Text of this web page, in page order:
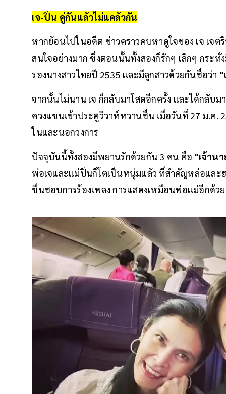
เจ-ปิ่น คู่กันแล้วไม่แคล้วกัน
หากย้อนไปในอดีต ข่าวคราวคบหาดูใจของ เจ เ
สนใจอย่างมาก ซึ่งตอนนั้นทั้งสองก็รักๆ เลิกๆ กระ
รองนางสาวไทยปี 2535 และมีลูกสาวด้วยกันชื่อว่า "
จากนั้นไม่นาน เจ ก็กลับมาโสดอีกครั้ง และได้กลับ
ควงแขนเข้าประตูวิวาห์หวานชื่น เมื่อวันที่ 27 ม.ค.
ในและนอกวงการ
ปัจจุบันนี้ทั้งสองมีพยานรักด้วยกัน 3 คน คือ "เจ้าน
พ่อเจและแม่ปิ่นก็โตเป็นหนุ่มแล้ว ที่สำคัญหล่อและ
ชื่นชอบการร้องเพลง การแสดงเหมือนพ่อแม่อีกด้ว